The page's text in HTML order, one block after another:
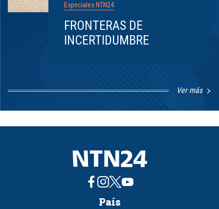
Especiales NTN24
FRONTERAS DE
INCERTIDUMBRE
Ver más
1
8
País